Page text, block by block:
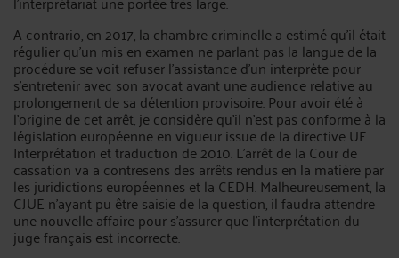
A contrario, en 2017, la chambre criminelle a estimé qu’il était
régulier qu’un mis en examen ne parlant pas la langue de la
procédure se voit refuser l’assistance d’un interprète pour
s’entretenir avec son avocat avant une audience relative au
prolongement de sa détention provisoire. Pour avoir été à
l’origine de cet arrêt, je considère qu’il n’est pas conforme à la
législation européenne en vigueur issue de la directive UE
Interprétation et traduction de 2010. L’arrêt de la Cour de
cassation va a contresens des arrêts rendus en la matière par
les juridictions européennes et la CEDH. Malheureusement, la
CJUE n’ayant pu être saisie de la question, il faudra attendre
une nouvelle affaire pour s’assurer que l’interprétation du
juge français est incorrecte.